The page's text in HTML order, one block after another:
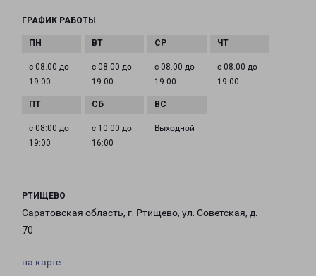
ГРАФИК РАБОТЫ
с 08:00 до
19:00
с 08:00 до
19:00
с 08:00 до
19:00
с 08:00 до
19:00
с 08:00 до
19:00
с 10:00 до
16:00
Выходной
РТИЩЕВО
Саратовская область, г. Ртищево, ул. Советская, д.
70
на карте